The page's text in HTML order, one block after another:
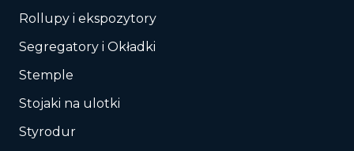
Rollupy i ekspozytory
Segregatory i Okładki
Stemple
Stojaki na ulotki
Styrodur